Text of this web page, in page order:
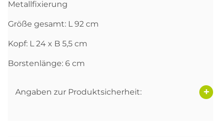
Metallfixierung
Größe gesamt: L 92 cm
Kopf: L 24 x B 5,5 cm
Borstenlänge: 6 cm
Angaben zur Produktsicherheit: